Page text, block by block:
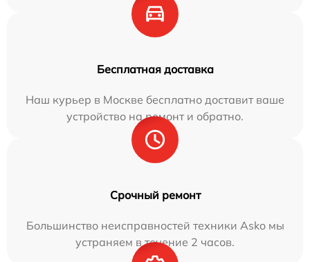
Бесплатная доставка
Наш курьер в Москве бесплатно доставит ваше
устройство на ремонт и обратно.
Срочный ремонт
Большинство неисправностей техники Asko мы
устраняем в течение 2 часов.